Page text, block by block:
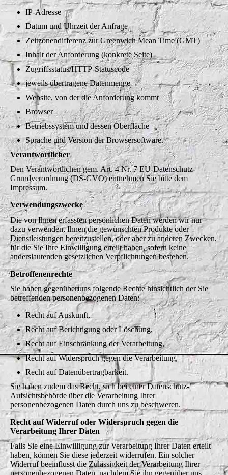
IP-Adresse
Datum und Uhrzeit der Anfrage
Zeitzonendifferenz zur Greenwich Mean Time (GMT)
Inhalt der Anforderung (konkrete Seite)
Zugriffsstatus/HTTP-Statuscode
jeweils übertragene Datenmenge
Website, von der die Anforderung kommt
Browser
Betriebssystem und dessen Oberfläche
Sprache und Version der Browsersoftware.
Verantwortlicher
Den Verantwortlichen gem. Art. 4 Nr. 7 EU-Datenschutz-
Grundverordnung (DS-GVO) entnehmen Sie bitte dem
Impressum.
Verwendungszwecke
Die von Ihnen erfassten persönlichen Daten werden wir nur
dazu verwenden, Ihnen die gewünschten Produkte oder
Dienstleistungen bereitzustellen, oder aber zu anderen Zwecken,
für die Sie Ihre Einwilligung erteilt haben, sofern keine
anderslautenden gesetzlichen Verpflichtungen bestehen.
Betroffenenrechte
Sie haben gegenüber uns folgende Rechte hinsichtlich der Sie
betreffenden personenbezogenen Daten:
Recht auf Auskunft,
Recht auf Berichtigung oder Löschung,
Recht auf Einschränkung der Verarbeitung,
Recht auf Widerspruch gegen die Verarbeitung,
Recht auf Datenübertragbarkeit.
Sie haben zudem das Recht, sich bei einer Datenschutz-
Aufsichtsbehörde über die Verarbeitung Ihrer
personenbezogenen Daten durch uns zu beschweren.
Recht auf Widerruf oder Widerspruch gegen die
Verarbeitung Ihrer Daten
Falls Sie eine Einwilligung zur Verarbeitung Ihrer Daten erteilt
haben, können Sie diese jederzeit widerrufen. Ein solcher
Widerruf beeinflusst die Zulässigkeit der Verarbeitung Ihrer
personenbezogenen Daten, nachdem Sie ihn gegenüber uns